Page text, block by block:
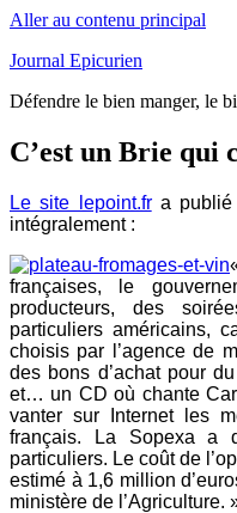
Aller au contenu principal
Journal Epicurien
Défendre le bien manger, le
C’est un Brie
Le site lepoint.fra publié
intégralement :
françaises, le
producteurs, des
particuliers américains,
choisis par l’agence de
des bons d’achat pour
et… un CD où chante
vanter sur Internet les
français. La Sopexa a
particuliers. Le coût de
estimé à 1,6 million
ministère de l’Agriculture.